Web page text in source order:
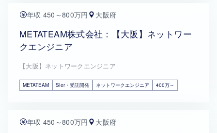
年収 450～800万円 大阪府
METATEAM株式会社：【大阪】ネットワー
クエンジニア
【大阪】ネットワークエンジニア
METATEAM SIer・受託開発 ネットワークエンジニア 400万～
年収 450～800万円 大阪府